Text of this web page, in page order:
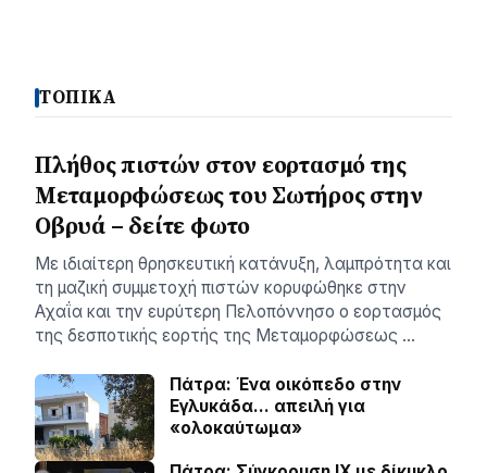
ΤΟΠΙΚΑ
Πλήθος πιστών στον εορτασμό της
Μεταμορφώσεως του Σωτήρος στην
Οβρυά – δείτε φωτο
Με ιδιαίτερη θρησκευτική κατάνυξη, λαμπρότητα και
τη μαζική συμμετοχή πιστών κορυφώθηκε στην
Αχαΐα και την ευρύτερη Πελοπόννησο ο εορτασμός
της δεσποτικής εορτής της Μεταμορφώσεως …
Πάτρα: Ένα οικόπεδο στην
Εγλυκάδα… απειλή για
«ολοκαύτωμα»